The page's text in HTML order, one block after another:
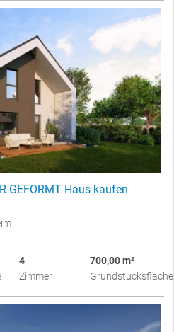
GEFORMT Haus kaufen
4
Zimmer
700,00 m²
Grundstücksfläche